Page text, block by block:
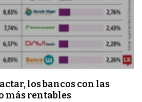
los bancos con las
más rentables